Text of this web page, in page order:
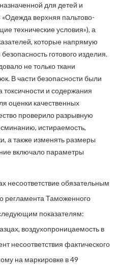
для детей и
верхняя пальтово-
технические условия»), а
которые напрямую
готового изделия.
не только ткани
В части безопасности были
токсичности и содержания
оценки качественных
проверило разрывную
сминанию, истираемость,
а также изменять размеры
включало параметры
несоответствие обязательным
регламента Таможенного
показателям:
воздухопроницаемость в
несоответствия фактического
на маркировке в 49